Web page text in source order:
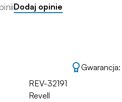
Dodaj opinie
Gwarancja:
REV-32191
Revell